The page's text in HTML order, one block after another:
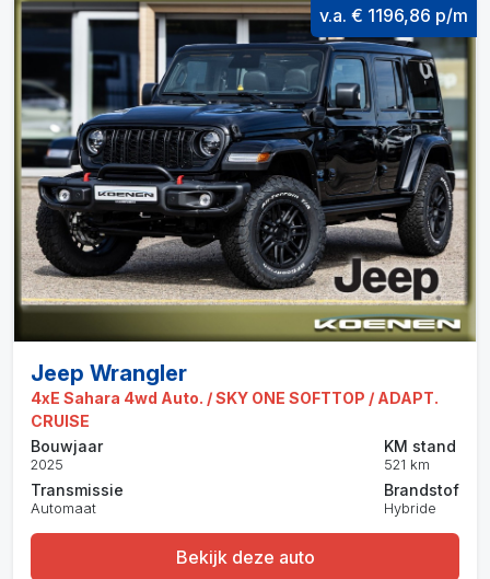
v.a. € 1196,86 p/m
Jeep Wrangler
4xE Sahara 4wd Auto. / SKY ONE SOFTTOP / ADAPT.
CRUISE
Bouwjaar
2025
Transmissie
Automaat
KM stand
521 km
Brandstof
Hybride
Bekijk deze auto